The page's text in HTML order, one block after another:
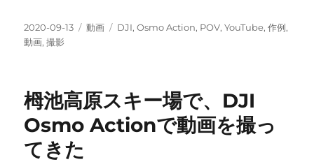
投
稿
2020-09-13
カ
動画
タ
DJI,Osmo Action, POV,YouTube,作例,
動画,撮影
栂池高原スキー場で、DJI
Osmo Actionで動画を撮っ
てきた